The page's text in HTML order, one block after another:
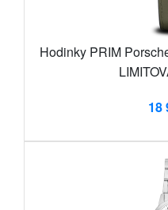
Hodinky PRIM
18